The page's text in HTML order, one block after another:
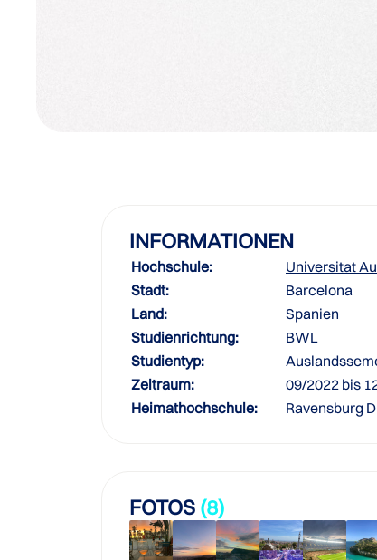
INFORMATIONEN
Hochschule:
Universitat
Stadt:
Barcelona
Land:
Spanien
Studienrichtung:
BWL
Studientyp:
Zeitraum:
09/2022 bis
Heimathochschule:
Ravensburg
FOTOS (8)